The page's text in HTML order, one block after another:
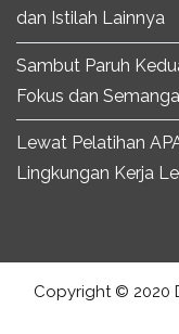
dan Istilah Lainnya
Sambut Paruh
Fokus dan
Lewat Pelatihan
Lingkungan Kerja
Copyright © 2020